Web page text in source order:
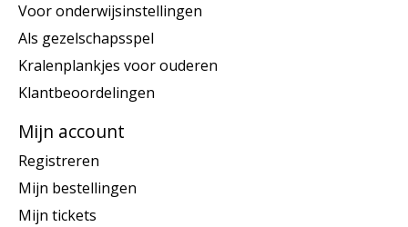
Voor onderwijsinstellingen
Als gezelschapsspel
Kralenplankjes voor ouderen
Klantbeoordelingen
Mijn account
Registreren
Mijn bestellingen
Mijn tickets